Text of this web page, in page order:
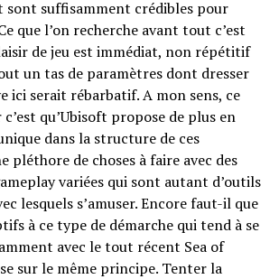
sont suffisamment crédibles pour
que l’on recherche avant tout c’est
de jeu est immédiat, non répétitif
un tas de paramètres dont dresser
ici serait rébarbatif. A mon sens, ce
qu’Ubisoft propose de plus en
dans la structure de ces
pléthore de choses à faire avec des
variées qui sont autant d’outils
lesquels s’amuser. Encore faut-il que
à ce type de démarche qui tend à se
avec le tout récent Sea of
sur le même principe. Tenter la